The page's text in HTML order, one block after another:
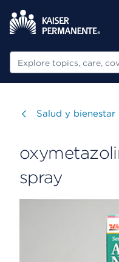
Buscar
Visitar
Salud y bienestar
spray